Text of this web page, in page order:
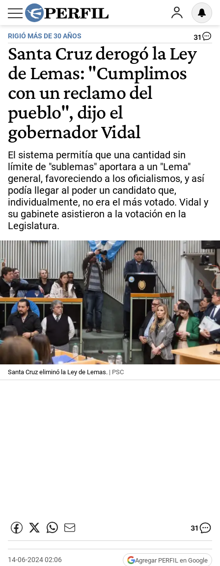
RIGIÓ MÁS DE 30 AÑOS 31
Santa Cruz derogó la Ley
de Lemas: "Cumplimos
con un reclamo del
pueblo", dijo el
gobernador Vidal
El sistema permitía que una cantidad sin
límite de "sublemas" aportara a un "Lema"
general, favoreciendo a los oficialismos, y así
podía llegar al poder un candidato que,
individualmente, no era el más votado. Vidal y
su gabinete asistieron a la votación en la
Legislatura.
Santa Cruz eliminó la Ley de Lemas. | PSC
31
14-06-2024 02:06 Agregar PERFIL en Google